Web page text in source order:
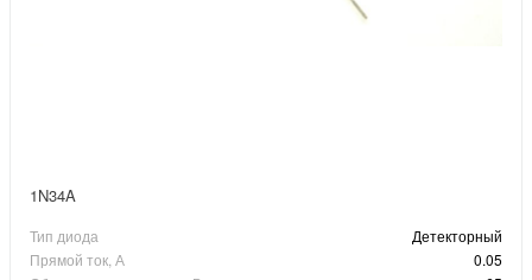
1N34A
Тип диода
Детекторный
Прямой ток, А
0.05